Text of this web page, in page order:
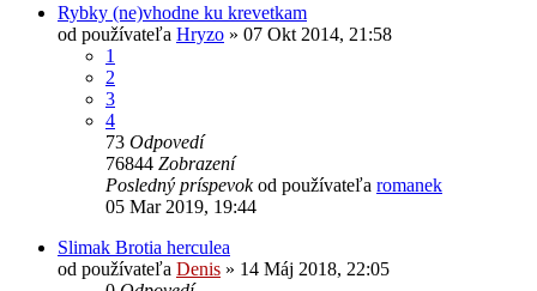
Rybky (ne)vhodne ku krevetkam
od používateľa Hryzo » 07 Okt 2014, 21:58
1
2
3
4
73 Odpovedí
76844 Zobrazení
Posledný príspevokod používateľa romanek
05 Mar 2019, 19:44
Slimak Brotia herculea
od používateľa Denis » 14 Máj 2018, 22:05